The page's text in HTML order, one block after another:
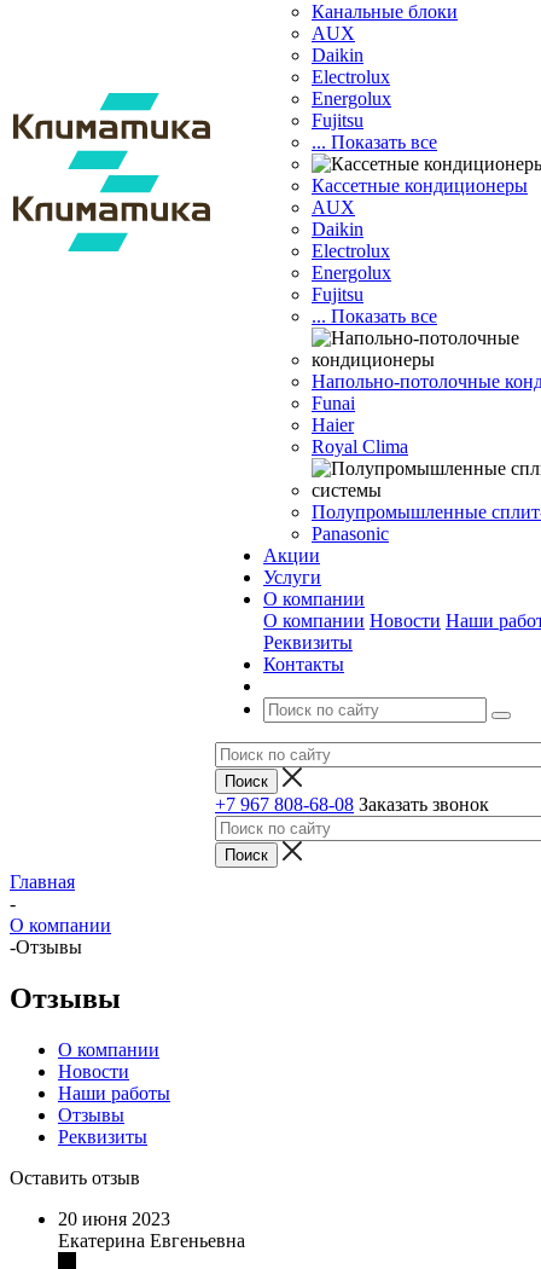
Канальные блоки
AUX
Dаikin
Electrolux
Energolux
Fujitsu
... Показать все
Кассетные кондиционеры
AUX
Daikin
Electrolux
Energolux
Fujitsu
... Показать все
Напольно-потолочные
Funai
Haier
Royal Clima
Полупромышленные
Panasonic
Акции
Услуги
О компании
О компании Новости Наши
Реквизиты
Контакты
+7 967 808-68-08 Заказать звонок
Главная
-
О компании
-Отзывы
Отзывы
О компании
Новости
Наши работы
Отзывы
Реквизиты
Оставить отзыв
20 июня 2023
Екатерина Евгеньевна